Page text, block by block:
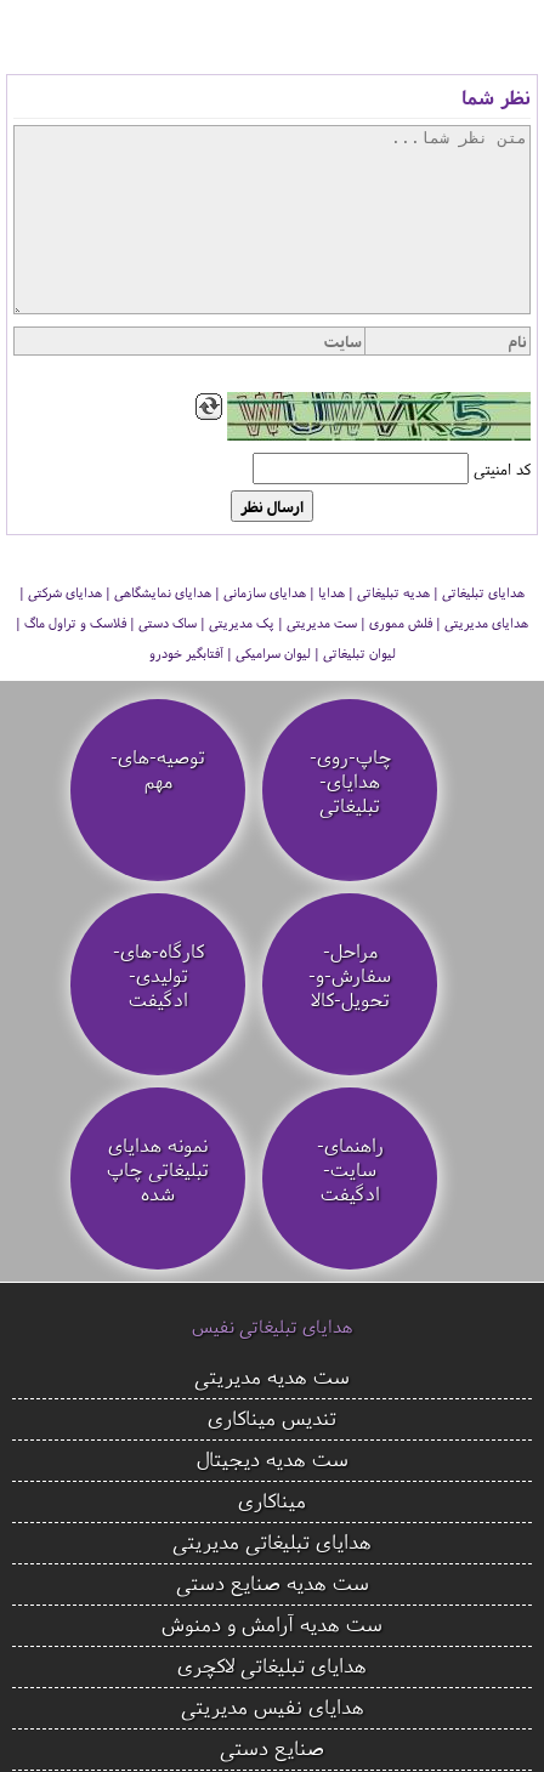
نظر شما
کد امنیتی
هدایای تبلیغاتی | هدیه تبلیغاتی | هدایا | هدایای سازمانی | هدایای نمایشگاهی | هدایای شرکتی |
هدایای مدیریتی | فلش مموری | ست مدیریتی | پک مدیریتی | ساک دستی | فلاسک و تراول ماگ |
لیوان تبلیغاتی | لیوان سرامیکی | آفتابگیر خودرو
چاپ-روی-
هدایای-
تبلیغاتی
توصیه‌-های-
مهم
مراحل-
سفارش-و-
تحویل-کالا
کارگاه-های-
تولیدی-
ادگیفت
راهنمای-
سایت-
ادگیفت
نمونه هدایای
تبلیغاتی چاپ
شده
هدایای تبلیغاتی نفیس
ست هدیه مدیریتی
تندیس میناکاری
ست هدیه دیجیتال
میناکاری
هدایای تبلیغاتی مدیریتی
ست هدیه صنایع دستی
ست هدیه آرامش و دمنوش
هدایای تبلیغاتی لاکچری
هدایای نفیس مدیریتی
صنایع دستی